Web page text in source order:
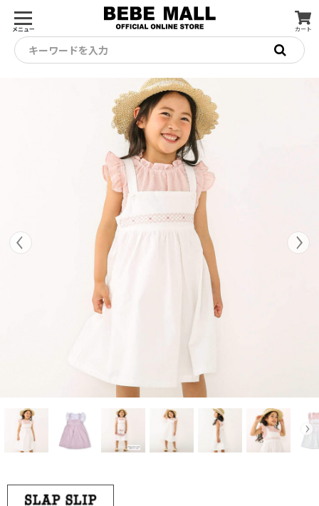
メニュー カート
キーワードを入力